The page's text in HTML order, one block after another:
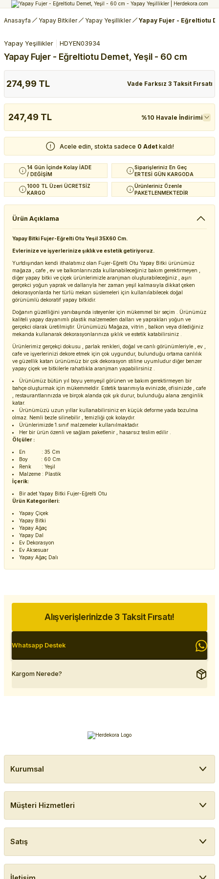
Anasayfa Yapay Bitkiler Yapay Yeşillikler Yapay Fujer - Eğreltiotu
Yapay Yeşillikler HDYEN03934
Yapay Fujer - Eğreltiotu Demet, Yeşil - 60 cm
274,99 TL Vade Farksız 3 Taksit Fırsatı
247,49 TL %10 Havale İndirimi
Acele edin, stokta sadece 0 Adet kaldı!
14 Gün İçinde Kolay İADE
/ DEĞİŞİM
Siparişleriniz En Geç
ERTESİ GÜN KARGODA
1000 TL Üzeri ÜCRETSİZ
KARGO
Ürünleriniz Özenle
PAKETLENMEKTEDİR
Ürün Açıklama
Yapay Bitki Fujer-Eğrelti Otu Yeşil 35X60 Cm.
Evlerinize ve işyerlerinize şıklık ve estetik getiriyoruz.
Yurtdışından kendi ithalatımız olan Fujer-Eğrelti Otu Yapay Bitki ürünümüz
mağaza , cafe , ev ve balkonlarınızda kullanabileceğiniz bakım gerektirmeyen ,
diğer yapay bitki ve çiçek ürünlerimizle aranjman oluşturabileceğiniz , aşırı
gerçekci yoğun yaprak ve dallarıyla her zaman yeşil kalmasıyla dikkat çeken
dekorasyonlarda her türlü mekan süslemeleri için kullanılabilecek doğal
görünümlü dekoratif yapay bitkidir.
Doğanın güzelliğini yanıbaşında isteyenler için mükemmel bir seçim . Ürünümüz
kaliteli yapay dayanımlı plastik malzemeden dalları ve yaprakları yoğun ve
gerçekci olarak üretilmiştir. Ürünümüzü Mağaza, vitrin , balkon veya dilediğiniz
mekanda kullanarak dekorasyonlarınıza şıklık ve estetik katabilirsiniz .
Ürünlerimiz gerçekçi dokusu , parlak renkleri, doğal ve canlı görünümleriyle , ev ,
cafe ve işyerlerinizi dekore etmek için çok uygundur, bulunduğu ortama canlılık
ve güzellik katan ürünümüz bir çok dekorasyon stiline uyumludur diğer benzer
yapay çiçek ve bitkilerle rahatlıkla aranjman yapabilirsiniz .
Ürünümüz bütün yıl boyu yemyeşil görünen ve bakım gerektirmeyen bir
bahçe oluşturmak için mükemmeldir. Estetik tasarımıyla evinizde, ofisinizde , cafe
, restaurantlarınızda ve birçok alanda çok şık durur, bulunduğu alana zenginlik
katar.
Ürünümüzü uzun yıllar kullanabilirsiniz en küçük deforme yada bozulma
olmaz. Nemli bezle silinebilir , temizliği çok kolaydır.
Ürünlerimizde 1.sınıf malzemeler kullanılmaktadır.
Her bir ürün özenli ve sağlam paketlenir , hasarsız teslim edilir .
Ölçüler :
En : 35 Cm
Boy : 60 Cm
Renk : Yeşil
Malzeme : Plastik
İçerik:
Bir adet Yapay Bitki Fujer-Eğrelti Otu
Ürün Kategorileri:
Yapay Çiçek
Yapay Bitki
Yapay Ağaç
Yapay Dal
Ev Dekorasyon
Ev Aksesuar
Yapay Ağaç Dalı
Alışverişlerinizde 3 Taksit Fırsatı!
Whatsapp Destek
Kargom Nerede?
Kurumsal
Müşteri Hizmetleri
Satış